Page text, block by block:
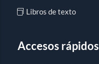
Libros de texto
Accesos rápidos